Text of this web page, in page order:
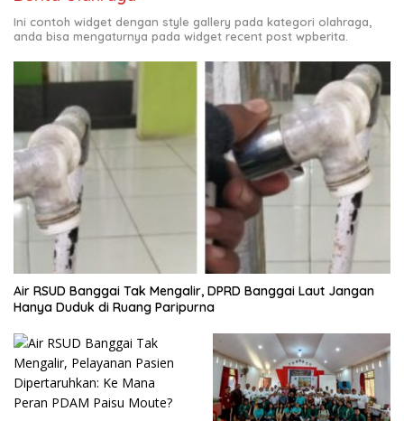
Ini contoh widget dengan style gallery pada kategori olahraga,
anda bisa mengaturnya pada widget recent post wpberita.
Air RSUD Banggai Tak Mengalir, DPRD Banggai Laut Jangan
Hanya Duduk di Ruang Paripurna